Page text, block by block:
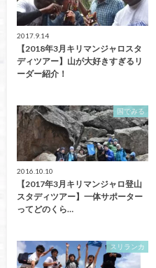
2017.9.14
【2018年3月キリマンジャロスタ
ディツアー】山が大好きすぎるリ
ーダー紹介！
国でみる
2016.10.10
【2017年3月キリマンジャロ登山
スタディツアー】一体サポーター
ってどのくら…
スリランカ